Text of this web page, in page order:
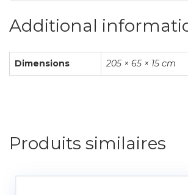
Additional
Dimensions 205 × 65 × 15 cm
Produits similaires